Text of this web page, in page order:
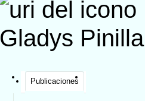
Gladys Pinilla
Publicaciones